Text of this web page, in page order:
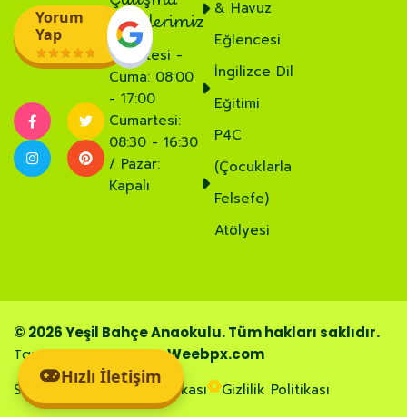
Hızlı İletişim
Yorum
Yap
Saatlerimiz
Pazartesi -
Cuma: 08:00
- 17:00
Cumartesi:
08:30 - 16:30
/ Pazar:
Kapalı
& Havuz
Eğlencesi
İngilizce Dil
Eğitimi
P4C
(Çocuklarla
Felsefe)
Atölyesi
© 2026 Yeşil Bahçe Anaokulu. Tüm hakları saklıdır.
Tasarım ve Geliştirme:Weebpx.com
Sık Sorular Çerez Politikası Gizlilik Politikası